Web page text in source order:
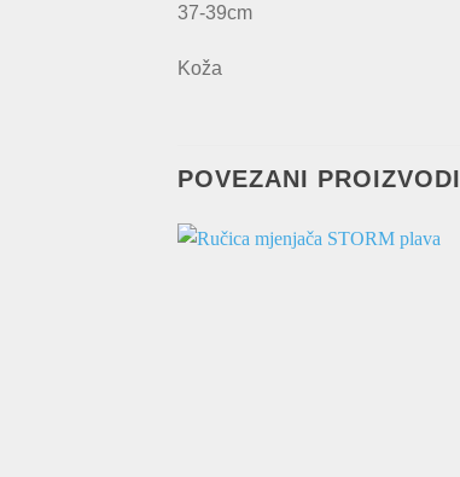
37-39cm
Koža
POVEZANI PROIZVODI